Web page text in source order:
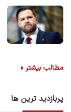
مطالب بیشتر »
پربازدید ترین ها